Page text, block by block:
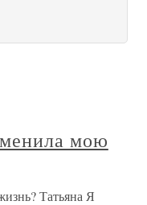
мою
Татьяна Я